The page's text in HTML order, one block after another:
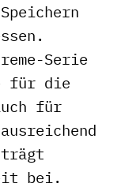
Serie
für die
für
bei.